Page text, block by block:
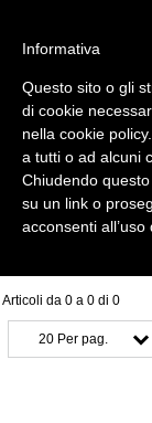
CHIAVI A CROCE >
Articoli da 0 a 0 di 0
20 Per pag.
Informativa
Questo sito o gli
di cookie
nella cookie
a tutti o ad alcuni
Chiudendo
su un link o
acconsenti all’uso